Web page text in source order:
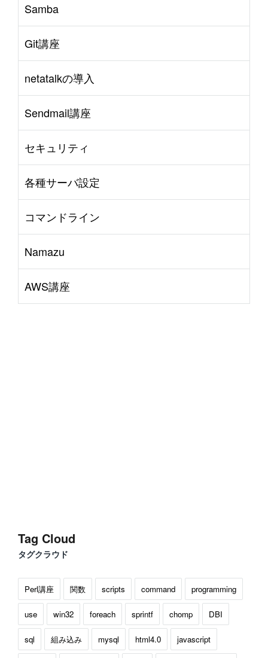
Samba
Git講座
netatalkの導入
Sendmail講座
セキュリティ
各種サーバ設定
コマンドライン
Namazu
AWS講座
Tag Cloud
タグクラウド
Perl講座 関数 scripts command programming
use win32 foreach sprintf chomp DBI
sql 組み込み mysql html4.0 javascript